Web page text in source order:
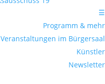
☰
Programm & mehr
Veranstaltungen im Bürgersaal
Künstler
Newsletter